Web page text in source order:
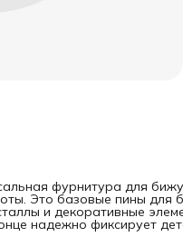
фурнитура для
Это базовые пины для
и декоративные
надежно фиксирует